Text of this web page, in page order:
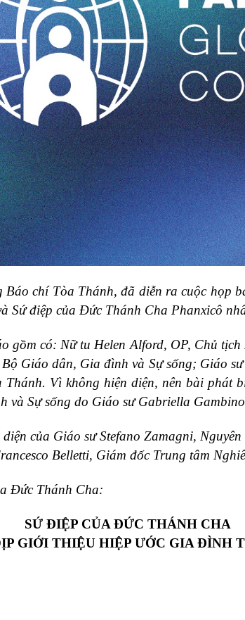
chí Tòa Thánh, đã diễn ra cuộc họp
Sứ điệp của Đức Thánh Cha Phanxicô
gồm có: Nữ tu Helen Alford, OP, Chủ
Giáo dân, Gia đình và Sự sống; Giáo
Thánh. Vì không hiện diện, nên bài phát
và Sự sống do Giáo sư Gabriella
của Giáo sư Stefano Zamagni,
Belletti, Giám đốc Trung tâm
Đức Thánh Cha:
SỨ ĐIỆP CỦA ĐỨC THÁNH CHA
GIỚI THIỆU HIỆP ƯỚC GIA ĐÌNH